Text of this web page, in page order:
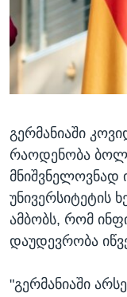
გერმანიაში
რაოდენობა
მნიშვნელოვნად
ამბობს, რომ
დაუდევრობა
"გერმანიაში